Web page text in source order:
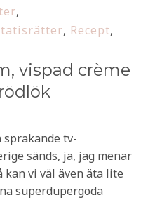
,
, Recept,
vispad crème
tv-
sänds, ja, jag menar
vi väl även äta lite
superdupergoda